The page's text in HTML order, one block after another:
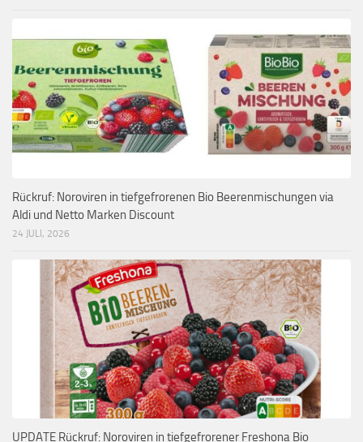
Rückruf: Noroviren in tiefgefrorenen Bio Beerenmischungen via
Aldi und Netto Marken Discount
24 JULI, 2026
UPDATE Rückruf: Noroviren in tiefgefrorener Freshona Bio